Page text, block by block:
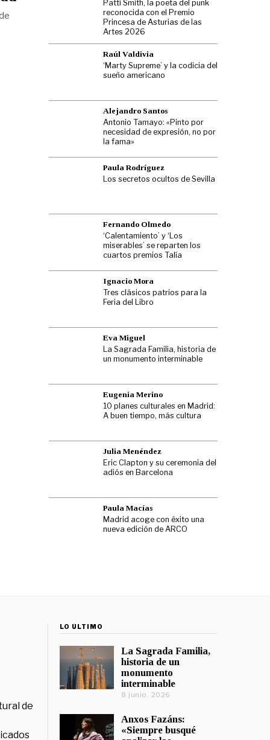
Patti Smith, la poeta del punk
reconocida con el Premio
Princesa de Asturias de las
Artes 2026
Raúl Valdivia
‘Marty Supreme’ y la codicia del
sueño americano
Alejandro Santos
Antonio Tamayo: «Pinto por
necesidad de expresión, no por
la fama»
Paula Rodríguez
Los secretos ocultos de Sevilla
Fernando Olmedo
‘Calentamiento’ y ‘Los
miserables’ se reparten los
cuartos premios Talía
Ignacio Mora
Tres clásicos patrios para la
Feria del Libro
Eva Miguel
La Sagrada Familia, historia de
un monumento interminable
Eugenia Merino
10 planes culturales en Madrid:
A buen tiempo, más cultura
Julia Menéndez
Eric Clapton y su ceremonia del
adiós en Barcelona
Paula Macías
Madrid acoge con éxito una
nueva edición de ARCO
de
LO ÚLTIMO
La Sagrada Familia,
historia de un
monumento
interminable
8 junio, 2026
Anxos Fazáns:
«Siempre busqué